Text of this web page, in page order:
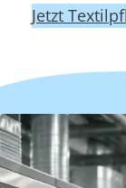
Jetzt